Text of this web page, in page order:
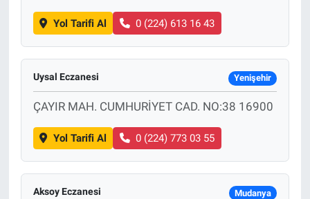
Yol Tarifi Al 0 (224) 613 16 43
Uysal Eczanesi Yenişehir
ÇAYIR MAH. CUMHURİYET CAD. NO:38 16900
Yol Tarifi Al 0 (224) 773 03 55
Aksoy Eczanesi Mudanya